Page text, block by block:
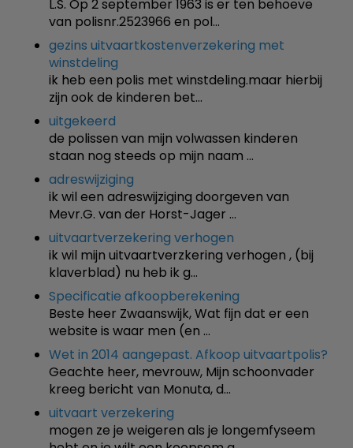
L.S. Op 2 september 1963 is er ten behoeve
van polisnr.2523966 en pol…
gezins uitvaartkostenverzekering met
winstdeling
ik heb een polis met winstdeling.maar hierbij
zijn ook de kinderen bet…
uitgekeerd
de polissen van mijn volwassen kinderen
staan nog steeds op mijn naam …
adreswijziging
ik wil een adreswijziging doorgeven van
Mevr.G. van der Horst-Jager …
uitvaartverzekering verhogen
ik wil mijn uitvaartverzkering verhogen , (bij
klaverblad) nu heb ik g…
Specificatie afkoopberekening
Beste heer Zwaanswijk, Wat fijn dat er een
website is waar men (en …
Wet in 2014 aangepast. Afkoop uitvaartpolis?
Geachte heer, mevrouw, Mijn schoonvader
kreeg bericht van Monuta, d…
uitvaart verzekering
mogen ze je weigeren als je longemfyseem